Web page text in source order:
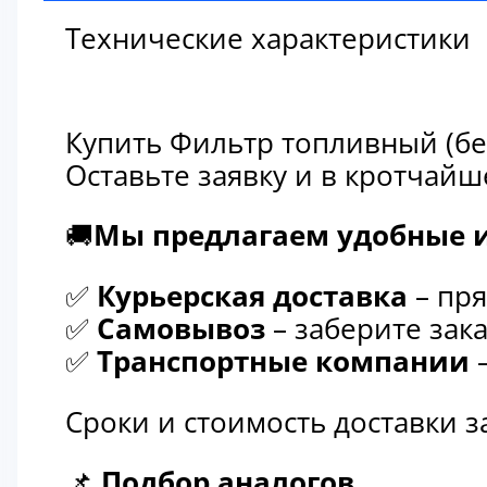
Технические характеристики
Купить Фильтр топливный
Оставьте заявку и в
🚚Мы предлагаем удобные
✅ Курьерская доставка –
✅ Самовывоз – заберите
✅ Транспортные компании
Сроки и стоимость доставки